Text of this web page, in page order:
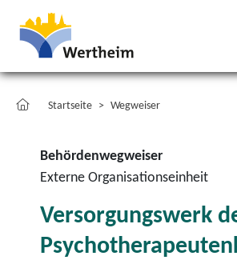
Startseite Wegweiser
Behördenwegweiser
Externe Organisationseinheit
Versorgungswerk